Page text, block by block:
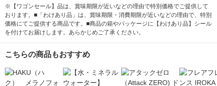
※【ワゴンセール】品は、賞味期限が近いなどの理由で特別価格でご提供して
おります。■「わけあり品」は、賞味期限・消費期限が近いなどの理由で、特別
価格にてご提供する商品です。■商品の箱やパッケージに【わけあり品】シール
を付けてお届けします。あらかじめご了承ください。
こちらの商品もおすすめ